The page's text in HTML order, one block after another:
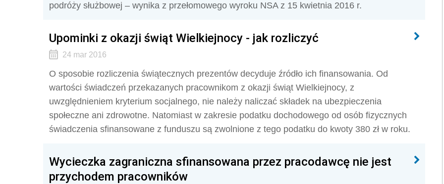
podróży służbowej – wynika z przełomowego wyroku NSA z 15 kwietnia 2016 r.
Upominki z okazji świąt Wielkiejnocy - jak rozliczyć
24 mar 2016
O sposobie rozliczenia świątecznych prezentów decyduje źródło ich finansowania. Od
wartości świadczeń przekazanych pracownikom z okazji świąt Wielkiejnocy, z
uwzględnieniem kryterium socjalnego, nie należy naliczać składek na ubezpieczenia
społeczne ani zdrowotne. Natomiast w zakresie podatku dochodowego od osób fizycznych
świadczenia sfinansowane z funduszu są zwolnione z tego podatku do kwoty 380 zł w roku.
Wycieczka zagraniczna sfinansowana przez pracodawcę nie jest
przychodem pracowników